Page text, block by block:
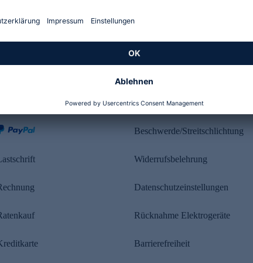
Rechtliches
Beschwerde/Streitschlichtung
Widerrufsbelehrung
Datenschutzeinstellungen
Rücknahme Elektrogeräte
Barrierefreiheit